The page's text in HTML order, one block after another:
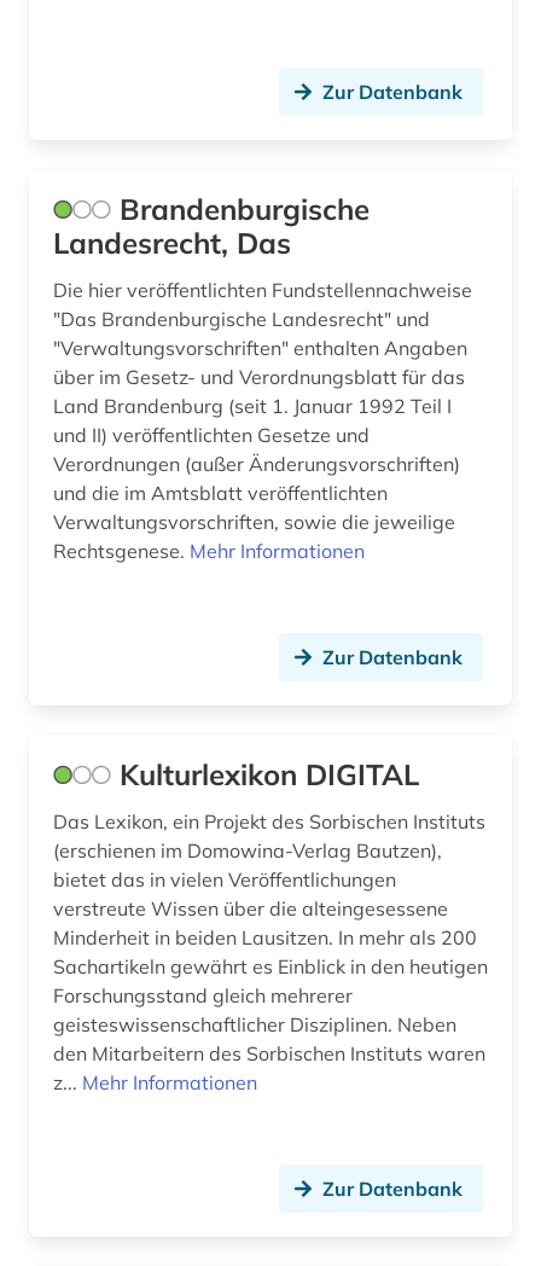
Zur Datenbank
Brandenburgische
Landesrecht, Das
Die hier veröffentlichten Fundstellennachweise
"Das Brandenburgische Landesrecht" und
"Verwaltungsvorschriften" enthalten Angaben
über im Gesetz- und Verordnungsblatt für das
Land Brandenburg (seit 1. Januar 1992 Teil I
und II) veröffentlichten Gesetze und
Verordnungen (außer Änderungsvorschriften)
und die im Amtsblatt veröffentlichten
Verwaltungsvorschriften, sowie die jeweilige
Rechtsgenese. Mehr Informationen
Zur Datenbank
Kulturlexikon DIGITAL
Das Lexikon, ein Projekt des Sorbischen Instituts
(erschienen im Domowina-Verlag Bautzen),
bietet das in vielen Veröffentlichungen
verstreute Wissen über die alteingesessene
Minderheit in beiden Lausitzen. In mehr als 200
Sachartikeln gewährt es Einblick in den heutigen
Forschungsstand gleich mehrerer
geisteswissenschaftlicher Disziplinen. Neben
den Mitarbeitern des Sorbischen Instituts waren
z... Mehr Informationen
Zur Datenbank